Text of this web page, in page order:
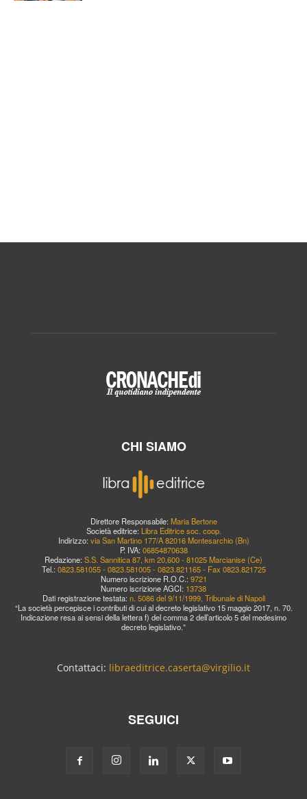
CHI SIAMO
Direttore Responsabile: Maria Bertone
Società editrice: Libra Editrice soc. coop.
Indirizzo: via San Martino 177/A 82016 Montesarchio (Bn)
P. IVA: 06854870638
Redazione: S.S. Sannitica 87, km 20,600 - 81025 Marcianise (Ce)
Tel.: 0823.581055 - 0823.581005 - 0823.821165 - Fax 0823.821725
Numero iscrizione R.O.C.: 9721
Numero iscrizione AGCI: 13738
Dati registrazione testata: n. 5086 del 9/11/1999, Tribunale di Napoli
“La società percepisce i contributi di cui al decreto legislativo 15 maggio 2017, n. 70.
Indicazione resa ai sensi della lettera f) del comma 2 dell’articolo 5 del medesimo
decreto legislativo.”
Contattaci: libraeditrice.caserta@virgilio.it
SEGUICI